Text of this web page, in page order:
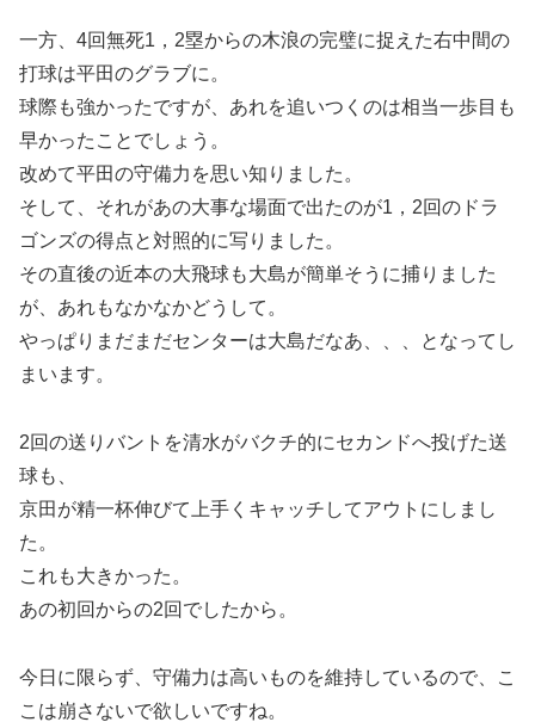
一方、4回無死1，2塁からの木浪の完璧に捉えた右中間の
打球は平田のグラブに。
球際も強かったですが、あれを追いつくのは相当一歩目も
早かったことでしょう。
改めて平田の守備力を思い知りました。
そして、それがあの大事な場面で出たのが1，2回のドラ
ゴンズの得点と対照的に写りました。
その直後の近本の大飛球も大島が簡単そうに捕りました
が、あれもなかなかどうして。
やっぱりまだまだセンターは大島だなあ、、、となってし
まいます。
2回の送りバントを清水がバクチ的にセカンドへ投げた送
球も、
京田が精一杯伸びて上手くキャッチしてアウトにしまし
た。
これも大きかった。
あの初回からの2回でしたから。
今日に限らず、守備力は高いものを維持しているので、こ
こは崩さないで欲しいですね。